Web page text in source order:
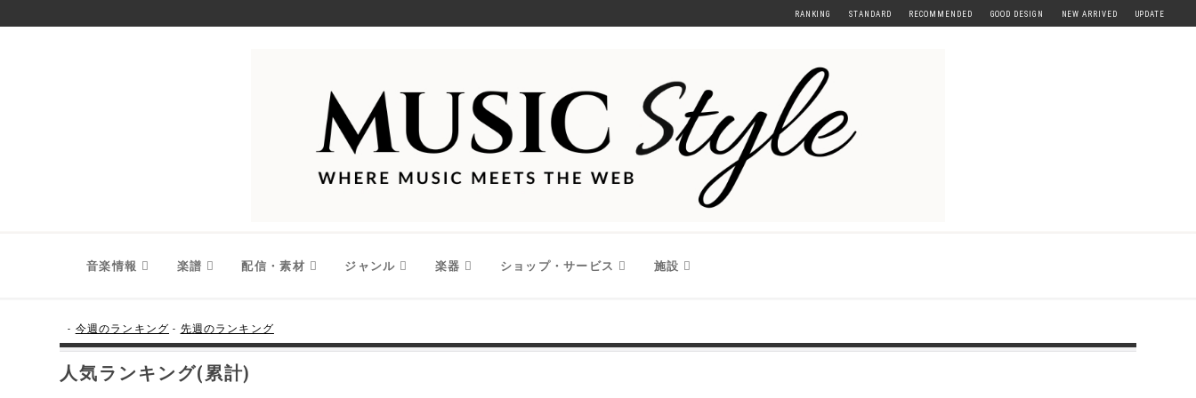
UPDATE
NEW ARRIVED
GOOD DESIGN
RECOMMENDED
STANDARD
RANKING
音楽情報 楽譜 配信・素材 ジャンル 楽器 ショップ・サービス 施設
- 今週のランキング - 先週のランキング
人気ランキング(累計)